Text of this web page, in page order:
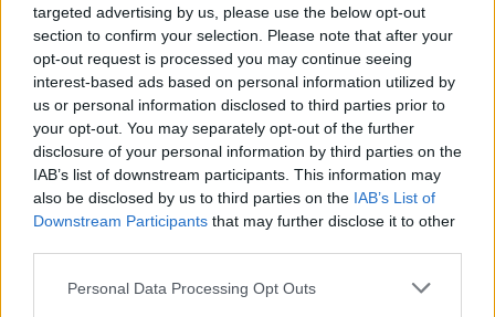
targeted advertising by us, please use the below opt-out
section to confirm your selection. Please note that after your
opt-out request is processed you may continue seeing
interest-based ads based on personal information utilized by
us or personal information disclosed to third parties prior to
your opt-out. You may separately opt-out of the further
disclosure of your personal information by third parties on the
IAB’s list of downstream participants. This information may
also be disclosed by us to third parties on the IAB’s List of
Downstream Participants that may further disclose it to other
Personal Data Processing Opt Outs
18:19
Δύο συλλήψεις για την υπόθεση του 72χρονου που είχε
βρεθεί νεκρός σε αυτοκίνητο στα Άνω Λιόσια
18:09
Ντύθηκε «Χάρος», ανέβηκε στην οροφή νοσοκομείου
και... σκόρπισε τον τρόμο
μεταναστευτικό με φόντο τη Θέουτα